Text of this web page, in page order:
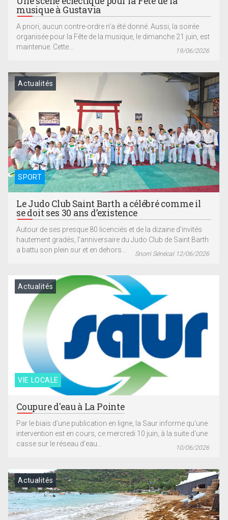
musique à Gustavia
A priori, aucun contre-ordre n’a été donné. Aussi, la soirée
organisée pour la Fête de la musique, le dimanche 21 juin, est
maintenue. Cette...
19/06/2026
SPORT
Actualités
Le Judo Club Saint Barth a célébré comme il
se doit ses 30 ans d’existence
Autour de ses presque 80 licenciés et de la dizaine d'invités
hautement gradés, l'anniversaire du Judo Club de Saint Barth
a battu son plein sur et en dehors...
Snorri Sénécal 12/06/2026
VIE LOCALE
Actualités
Coupure d'eau à La Pointe
Par le biais d'une publication en ligne, la Saur informe qu'une
intervention est en cours, ce mercredi 10 juin, à la suite d'une
casse sur le réseau d'eau...
10/06/2026
Actualités